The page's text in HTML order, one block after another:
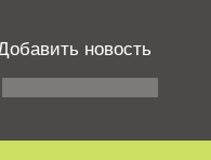
новость